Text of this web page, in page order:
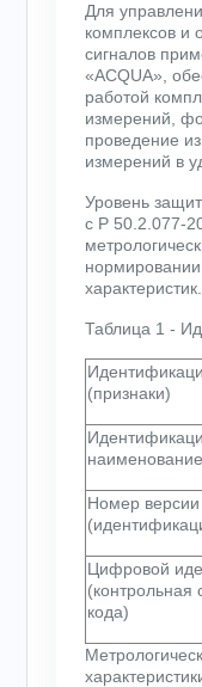
Для
комплексов и
сигналов
«ACQUA»,
работой
измерений,
проведение
измерений в
Уровень
с Р 50.2.077-
характеристик.
Таблица 1 -
(признаки)
Номер версии
Цифровой
(контрольная
кода)